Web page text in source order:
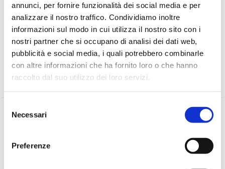
annunci, per fornire funzionalità dei social media e per
analizzare il nostro traffico. Condividiamo inoltre
informazioni sul modo in cui utilizza il nostro sito con i
nostri partner che si occupano di analisi dei dati web,
pubblicità e social media, i quali potrebbero combinarle
con altre informazioni che ha fornito loro o che hanno
raccolto dal suo utilizzo dei loro servizi.
delNecessari
Preferenze
ADMIN